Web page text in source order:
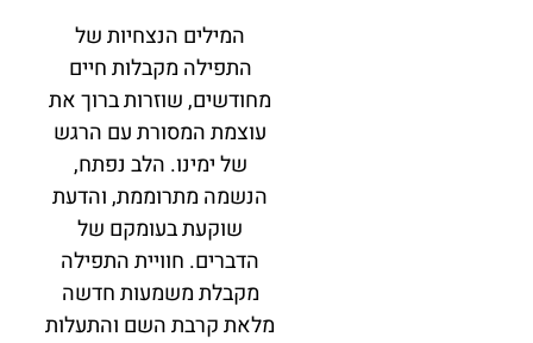
המילים הנצחיות של
התפילה מקבלות חיים
מחודשים, שוזרות ברוך את
עוצמת המסורת עם הרגש
של ימינו. הלב נפתח,
הנשמה מתרוממת, והדעת
שוקעת בעומקם של
הדברים. חוויית התפילה
מקבלת משמעות חדשה
מלאת קרבת השם והתעלות